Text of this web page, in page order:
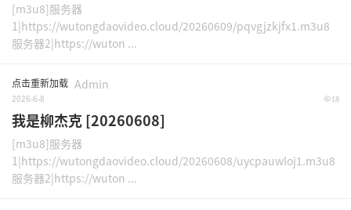
[m3u8]服务器
1|https://wutongdaovideo.cloud/20260609/pqvgjzkjfx1.m3u8
服务器2|https://wuton ...
点击重新加载 Admin
2026-6-8 18
我是柳杰克 [20260608]
[m3u8]服务器
1|https://wutongdaovideo.cloud/20260608/uycpauwloj1.m3u8
服务器2|https://wuton ...